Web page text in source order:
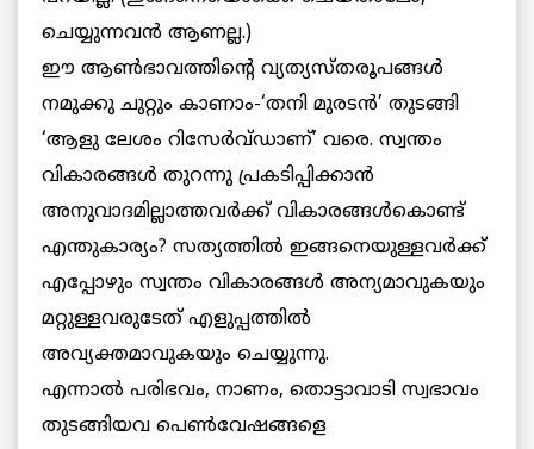
ചെയ്യുന്നവന്‍ ആണല്ല.)
ഈ ആണ്‍ഭാവത്തിന്റെ വ്യത്യസ്തരൂപങ്ങള്‍
നമുക്കു ചുറ്റും കാണാം-‘തനി മുരടന്‍’ തുടങ്ങി
‘ആളു ലേശം റിസേര്‍വ്ഡാണ്’ വരെ. സ്വന്തം
വികാരങ്ങള്‍ തുറന്നു പ്രകടിപ്പിക്കാന്‍
അനുവാദമില്ലാത്തവര്‍ക്ക് വികാരങ്ങള്‍കൊണ്ട്
എന്തുകാര്യം? സത്യത്തില്‍ ഇങ്ങനെയുള്ളവര്‍ക്ക്
എപ്പോഴും സ്വന്തം വികാരങ്ങള്‍ അന്യമാവുകയും
മറ്റുള്ളവരുടേത് എളുപ്പത്തില്‍
അവ്യക്തമാവുകയും ചെയ്യുന്നു.
എന്നാല്‍ പരിഭവം, നാണം, തൊട്ടാവാടി സ്വഭാവം
തുടങ്ങിയവ പെണ്‍വേഷങ്ങളെ